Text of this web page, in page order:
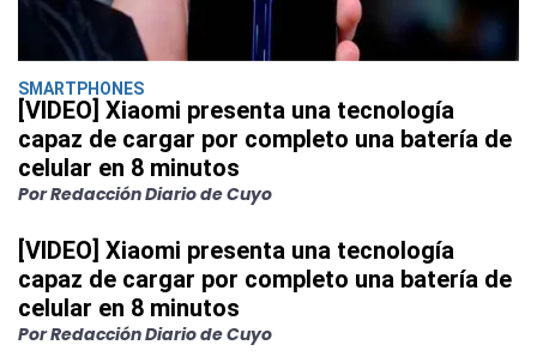
SMARTPHONES
[VIDEO] Xiaomi presenta una tecnología
capaz de cargar por completo una batería de
celular en 8 minutos
Por Redacción Diario de Cuyo
[VIDEO] Xiaomi presenta una tecnología
capaz de cargar por completo una batería de
celular en 8 minutos
Por Redacción Diario de Cuyo